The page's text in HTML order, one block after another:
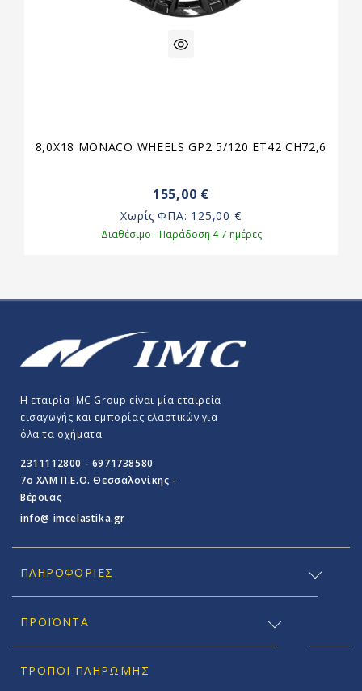
8,0X18 MONACO WHEELS GP2 5/120 ET42 CH72,6
155,00 €
Χωρίς ΦΠΑ: 125,00 €
Διαθέσιμο - Παράδοση 4-7 ημέρες
Η εταιρία IMC Group είναι μία εταιρεία
εισαγωγής και εμπορίας ελαστικών για
όλα τα οχήματα
2311112800 - 6971738580
7o ΧΛΜ Π.E.O. Θεσσαλονίκης -
Βέροιας
info@ imcelastika.gr
ΠΛΗΡΟΦΟΡΊΕΣ
ΠΡΟΪΟΝΤΑ
ΤΡΌΠΟΙ ΠΛΗΡΩΜΉΣ